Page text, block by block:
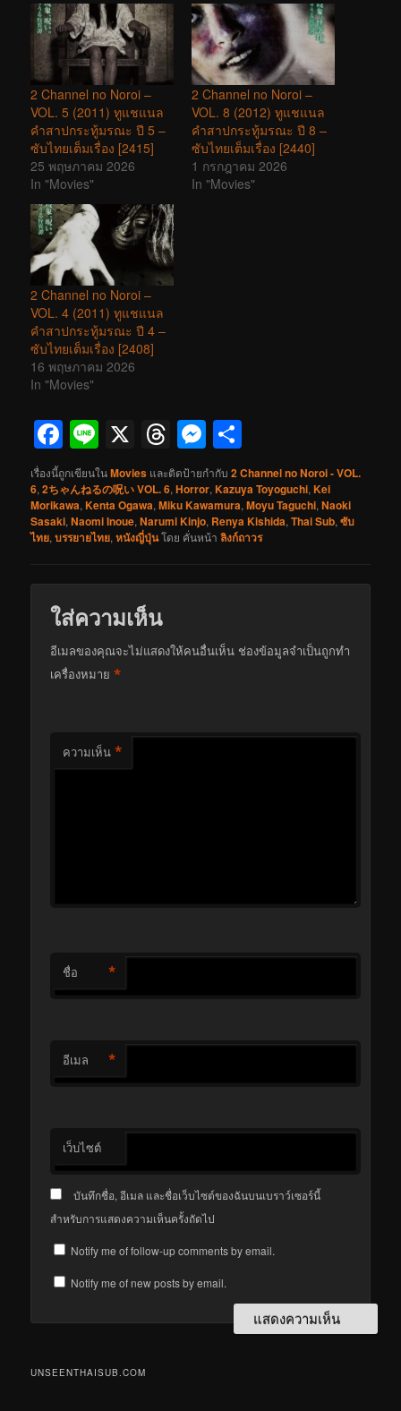
2 Channel no Noroi –
VOL. 5 (2011) ทูแชแนล
คำสาปกระทู้มรณะ ปี 5 –
ซับไทยเต็มเรื่อง [2415]
25 พฤษภาคม 2026
In "Movies"
2 Channel no Noroi –
VOL. 8 (2012) ทูแชแนล
คำสาปกระทู้มรณะ ปี 8 –
ซับไทยเต็มเรื่อง [2440]
1 กรกฎาคม 2026
In "Movies"
2 Channel no Noroi –
VOL. 4 (2011) ทูแชแนล
คำสาปกระทู้มรณะ ปี 4 –
ซับไทยเต็มเรื่อง [2408]
16 พฤษภาคม 2026
In "Movies"
Facebook
Line
X Threads
Messenger
เรื่องนี้ถูกเขียนในMovies และติดป้ายกำกับ2 Channel no Noroi - VOL.
6,2ちゃんねるの呪い VOL. 6,Horror,Kazuya Toyoguchi,Kei
Morikawa,Kenta Ogawa,Miku Kawamura,Moyu Taguchi,Naoki
Sasaki,Naomi Inoue,Narumi Kinjo, Renya Kishida,Thai Sub,ซับ
ไทย,บรรยายไทย,หนังญี่ปุ่นโดย คั่นหน้าลิงก์ถาวร
ใส่ความเห็น
อีเมลของคุณจะไม่แสดงให้คนอื่นเห็น ช่องข้อมูลจำเป็นถูกทำ
เครื่องหมาย*
ความเห็น *
ชื่อ *
อีเมล *
เว็บไซต์
บันทึกชื่อ, อีเมล และชื่อเว็บไซต์ของฉันบนเบราว์เซอร์นี้
สำหรับการแสดงความเห็นครั้งถัดไป
Notify me of follow-up comments by email.
Notify me of new posts by email.
UNSEENTHAISUB.COM